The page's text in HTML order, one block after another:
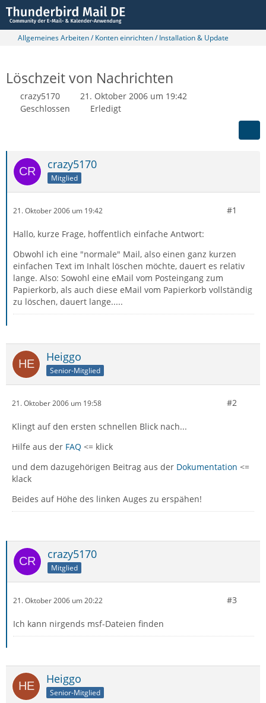
Allgemeines Arbeiten / Konten einrichten / Installation & Update
Löschzeit von Nachrichten
crazy5170
21. Oktober 2006 um 19:42
Geschlossen
Erledigt
crazy5170
Mitglied
21. Oktober 2006 um 19:42 #1
Hallo, kurze Frage, hoffentlich einfache Antwort:
Obwohl ich eine "normale" Mail, also einen ganz kurzen
einfachen Text im Inhalt löschen möchte, dauert es relativ
lange. Also: Sowohl eine eMail vom Posteingang zum
Papierkorb, als auch diese eMail vom Papierkorb vollständig
zu löschen, dauert lange.....
Heiggo
Senior-Mitglied
21. Oktober 2006 um 19:58 #2
Klingt auf den ersten schnellen Blick nach...
Hilfe aus der FAQ <= klick
und dem dazugehörigen Beitrag aus der Dokumentation <=
klack
Beides auf Höhe des linken Auges zu erspähen!
crazy5170
Mitglied
21. Oktober 2006 um 20:22 #3
Ich kann nirgends msf-Dateien finden
Heiggo
Senior-Mitglied